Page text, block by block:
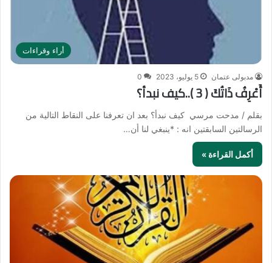
أراء وقراءات
مدبولى عتمان 5 يوليو، 2023 0
أَعْرِفُ ذَاتُكَ ( 3 )..كيف نبدأ؟
بقلم / مدحت مرسي كيف نبدأ؟ بعد ان تعرفنا على النقاط التالية من
الرسالتين السابقتين انه : *ينبغي لنا أن…
أكمل القراءة »